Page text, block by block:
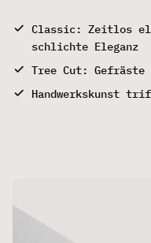
Classic: Zeitlos
schlichte Eleganz
Tree Cut: Gefräste
Handwerkskunst